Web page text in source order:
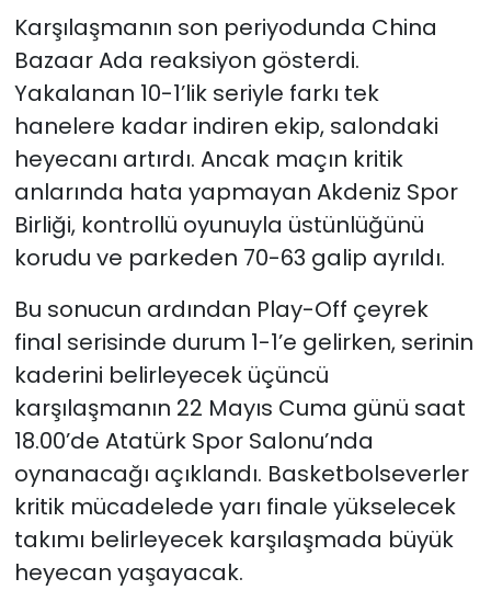
Karşılaşmanın son periyodunda China
Bazaar Ada reaksiyon gösterdi.
Yakalanan 10-1’lik seriyle farkı tek
hanelere kadar indiren ekip, salondaki
heyecanı artırdı. Ancak maçın kritik
anlarında hata yapmayan Akdeniz Spor
Birliği, kontrollü oyunuyla üstünlüğünü
korudu ve parkeden 70-63 galip ayrıldı.
Bu sonucun ardından Play-Off çeyrek
final serisinde durum 1-1’e gelirken, serinin
kaderini belirleyecek üçüncü
karşılaşmanın 22 Mayıs Cuma günü saat
18.00’de Atatürk Spor Salonu’nda
oynanacağı açıklandı. Basketbolseverler
kritik mücadelede yarı finale yükselecek
takımı belirleyecek karşılaşmada büyük
heyecan yaşayacak.